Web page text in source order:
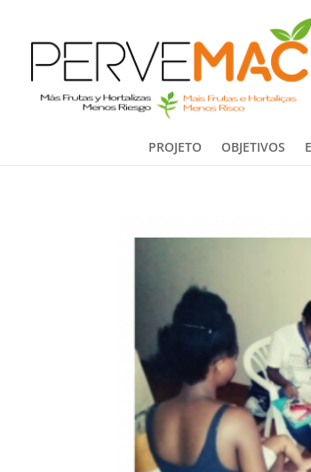
PROJETO OBJETIVOS